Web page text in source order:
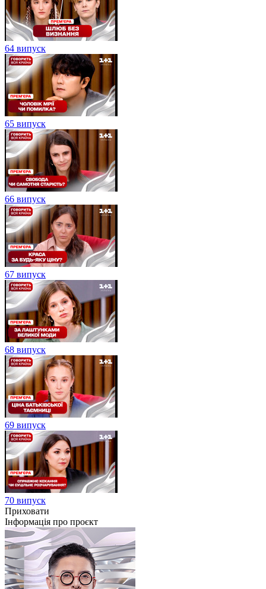
64 випуск
65 випуск
66 випуск
67 випуск
68 випуск
69 випуск
70 випуск
Приховати
Інформація про проєкт